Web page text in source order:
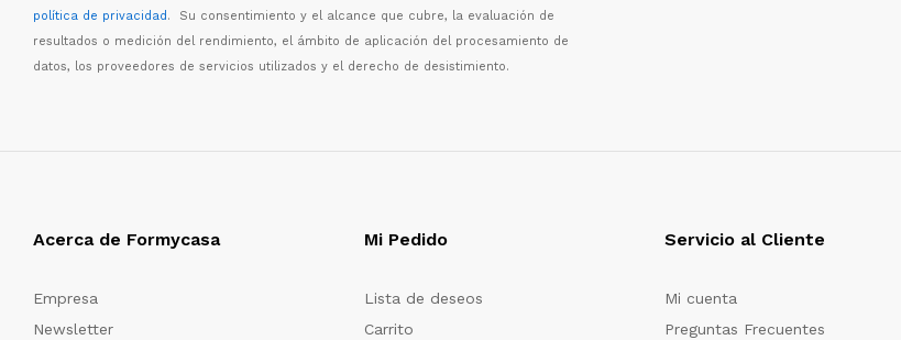
política de privacidad. Su consentimiento y el alcance que cubre, la evaluación de
resultados o medición del rendimiento, el ámbito de aplicación del procesamiento de
datos, los proveedores de servicios utilizados y el derecho de desistimiento.
Acerca de Formycasa
Empresa
Newsletter
Mi Pedido
Lista de deseos
Carrito
Servicio al Cliente
Mi cuenta
Preguntas Frecuentes